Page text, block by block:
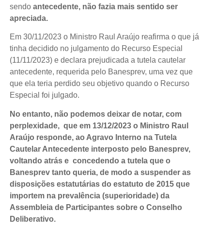
sendo antecedente, não fazia mais sentido ser
apreciada.
Em 30/11/2023 o Ministro Raul Araújo reafirma o que já
tinha decidido no julgamento do Recurso Especial
(11/11/2023) e declara prejudicada a tutela cautelar
antecedente, requerida pelo Banesprev, uma vez que
que ela teria perdido seu objetivo quando o Recurso
Especial foi julgado.
No entanto, não podemos deixar de notar, com
perplexidade, que em 13/12/2023 o Ministro Raul
Araújo responde, ao Agravo Interno na Tutela
Cautelar Antecedente interposto pelo Banesprev,
voltando atrás e concedendo a tutela que o
Banesprev tanto queria, de modo a suspender as
disposições estatutárias do estatuto de 2015 que
importem na prevalência (superioridade) da
Assembleia de Participantes sobre o Conselho
Deliberativo.